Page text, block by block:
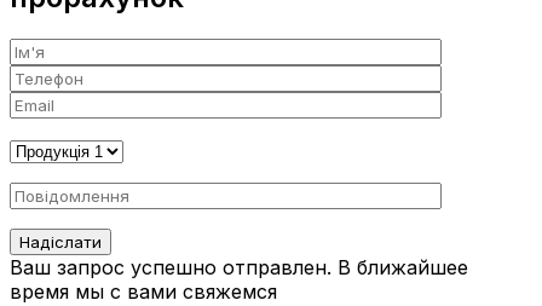
Ваш запрос успешно отправлен. В ближайшее
время мы с вами свяжемся